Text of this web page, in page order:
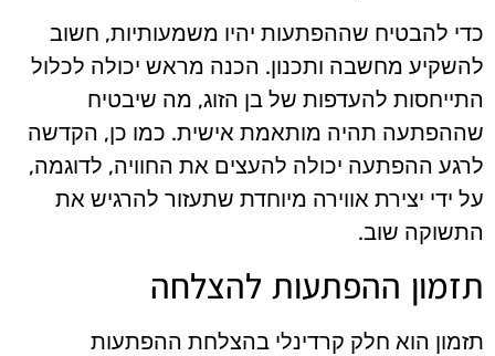
כדי להבטיח שההפתעות יהיו משמעותיות, חשוב
להשקיע מחשבה ותכנון. הכנה מראש יכולה לכלול
התייחסות להעדפות של בן הזוג, מה שיבטיח
שההפתעה תהיה מותאמת אישית. כמו כן, הקדשה
לרגע ההפתעה יכולה להעצים את החוויה, לדוגמה,
על ידי יצירת אווירה מיוחדת שתעזור להרגיש את
התשוקה שוב.
תזמון ההפתעות להצלחה
תזמון הוא חלק קרדינלי בהצלחת ההפתעות